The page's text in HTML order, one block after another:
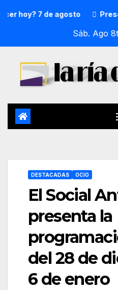
7 de agosto
Sáb. Ago
DESTACADAS OCIO
El Social
presenta la
del 28 de
6 de enero